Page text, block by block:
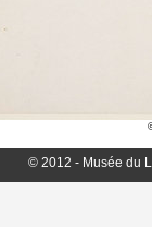
© 2012 - Musée du